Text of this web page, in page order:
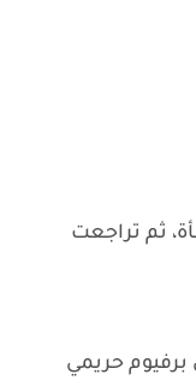
ثم تراجعت
برفيوم حريمي